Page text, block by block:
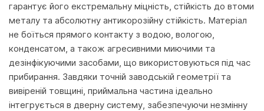
гарантує його екстремальну міцність, стійкість до втоми
металу та абсолютну антикорозійну стійкість. Матеріал
не боїться прямого контакту з водою, вологою,
конденсатом, а також агресивними миючими та
дезінфікуючими засобами, що використовуються під час
прибирання. Завдяки точній заводській геометрії та
вивіреній товщині, приймальна частина ідеально
інтегрується в дверну систему, забезпечуючи незмінну